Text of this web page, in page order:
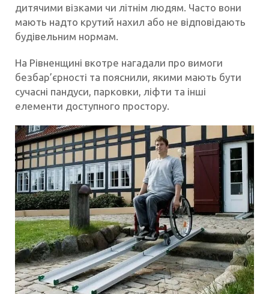
дитячими візками чи літнім людям. Часто вони
мають надто крутий нахил або не відповідають
будівельним нормам.
На Рівненщині вкотре нагадали про вимоги
безбар’єрності та пояснили, якими мають бути
сучасні пандуси, парковки, ліфти та інші
елементи доступного простору.